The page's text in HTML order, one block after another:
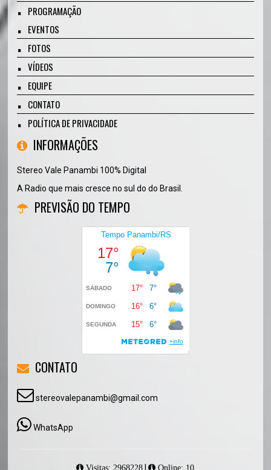
PROGRAMAÇÃO
EVENTOS
FOTOS
VÍDEOS
EQUIPE
CONTATO
POLÍTICA DE PRIVACIDADE
INFORMAÇÕES
Stereo Vale Panambi 100% Digital
A Radio que mais cresce no sul do do Brasil.
PREVISÃO DO TEMPO
CONTATO
stereovalepanambi@gmail.com
WhatsApp
Visitas: 2968228 | Online: 10